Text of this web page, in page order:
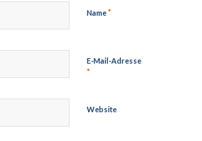
Name*
E-Mail-Adresse
*
Website